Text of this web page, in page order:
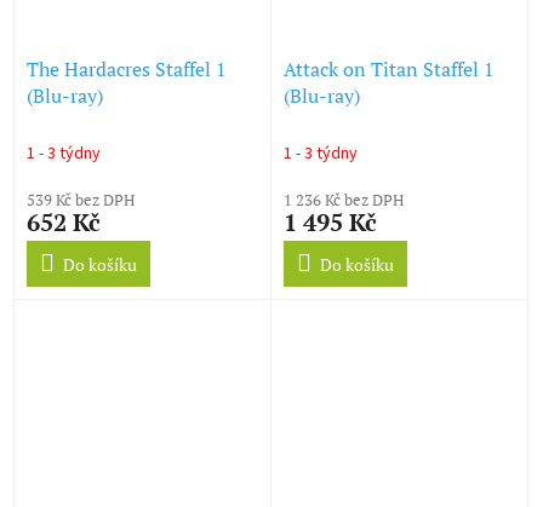
The Hardacres Staffel 1
(Blu-ray)
1 - 3 týdny
539 Kč bez DPH
652 Kč
Do košíku
Attack on Titan Staffel 1
(Blu-ray)
1 - 3 týdny
1 236 Kč bez DPH
1 495 Kč
Do košíku